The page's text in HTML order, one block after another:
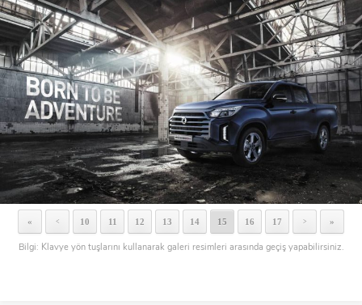
« < 10 11 12 13 14 15 16 17 > »
Bilgi: Klavye yön tuşlarını kullanarak galeri resimleri arasında geçiş yapabilirsiniz.